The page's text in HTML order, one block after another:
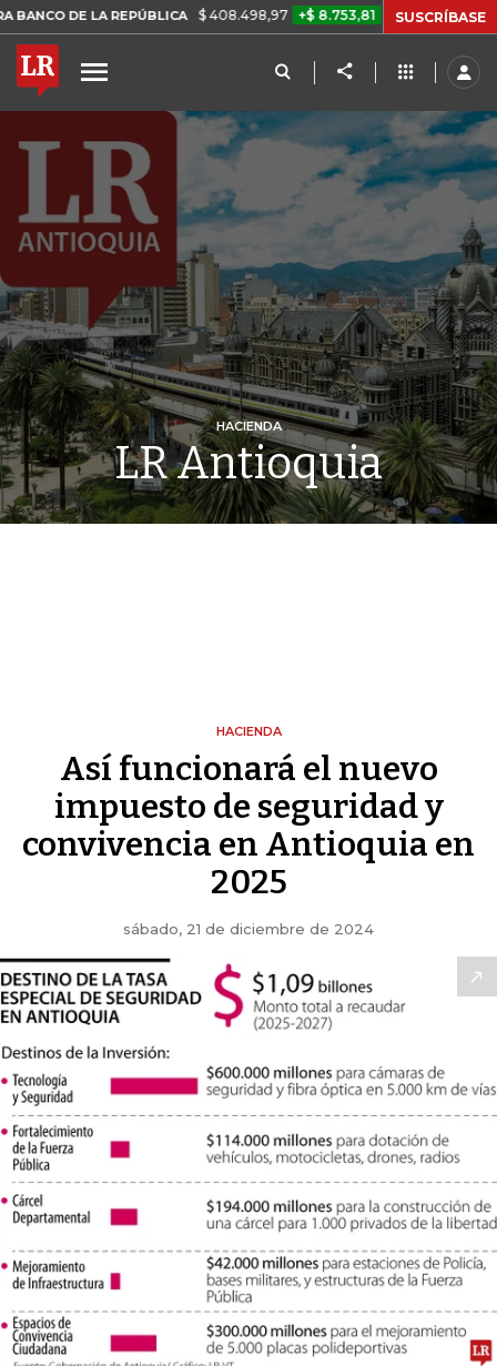
LA REPÚBLICA $ 408.498,97 +$ 8.753,81 +2,19% TASA DE
SUSCRÍBASE
HACIENDA
LR Antioquia
HACIENDA
Así funcionará el nuevo
impuesto de seguridad y
convivencia en Antioquia en
2025
sábado, 21 de diciembre de 2024